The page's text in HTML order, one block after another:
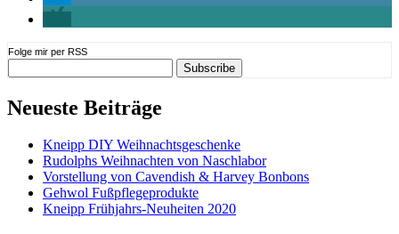
Folge mir per RSS
Neueste Beiträge
Kneipp DIY Weihnachtsgeschenke
Rudolphs Weihnachten von Naschlabor
Vorstellung von Cavendish & Harvey Bonbons
Gehwol Fußpflegeprodukte
Kneipp Frühjahrs-Neuheiten 2020